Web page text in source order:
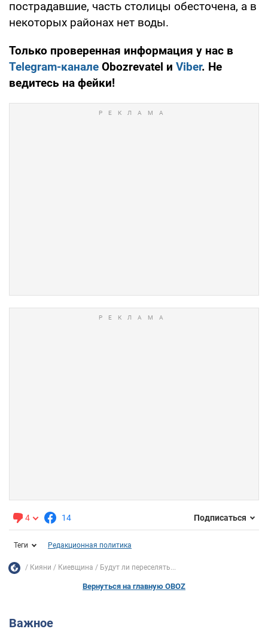
пострадавшие, часть столицы обесточена, а в
некоторых районах нет воды.
Только проверенная информация у нас в
Telegram-канале Obozrevatel и Viber. Не
ведитесь на фейки!
4 14 Подписаться
Теги Редакционная политика
Кияни Киевщина Будут ли переселять...
Вернуться на главную OBOZ
Важное